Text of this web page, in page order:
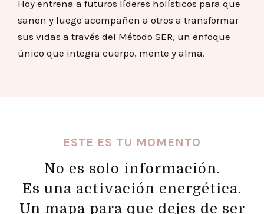
Hoy entrena a futuros líderes holísticos para que
sanen y luego acompañen a otros a transformar
sus vidas a través del Método SER, un enfoque
único que integra cuerpo, mente y alma.
ESTE ES TU MOMENTO
No es solo información.
Es una activación energética.
Un mapa para que dejes de ser